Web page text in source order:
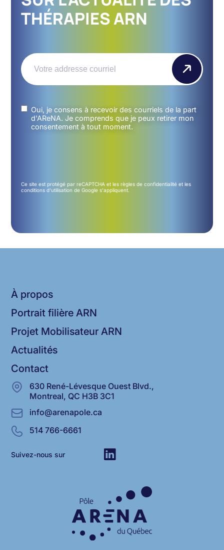
THÉRAPIES ARN
Email(Nécessaire)
Untitled(Nécessaire)
Oui, je consens à recevoir des courriels de la part
d'AReNA. Je comprends que je peux retirer mon
consentement à tout moment.
Ce site est protégé par reCAPTCHA et lesrègles de confidentialité et les
conditions d'utilisation de Google s'appliquent.
Suivez-nous sur
À propos
Portrait filière ARN
Projet Mobilisateur ARN
Actualités
Contact
630 René-Lévesque Ouest Blvd.,
Montreal, QC H3B 3C1
info@arenapole.ca
514 766-6661